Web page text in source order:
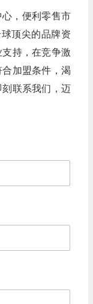
，便利零售市
顶尖的品牌资
持，在竞争激
加盟条件，渴
联系我们，迈